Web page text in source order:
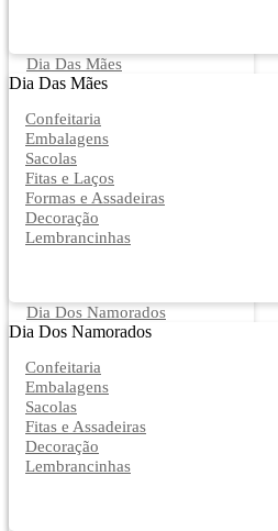
Dia Das Mães
Dia Das Mães
Confeitaria
Embalagens
Sacolas
Fitas e Laços
Formas e Assadeiras
Decoração
Lembrancinhas
Dia Dos Namorados
Dia Dos Namorados
Confeitaria
Embalagens
Sacolas
Fitas e Assadeiras
Decoração
Lembrancinhas